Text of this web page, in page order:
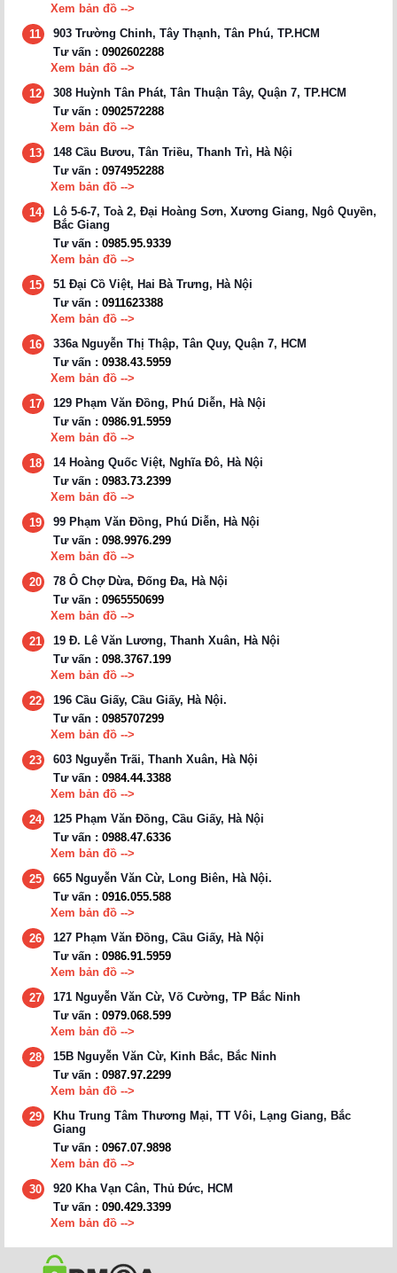
Xem bản đồ -->
11
903 Trường Chinh, Tây Thạnh, Tân Phú, TP.HCM
Tư vấn : 0902602288
Xem bản đồ -->
12
308 Huỳnh Tân Phát, Tân Thuận Tây, Quận 7, TP.HCM
Tư vấn : 0902572288
Xem bản đồ -->
13
148 Cầu Bươu, Tân Triều, Thanh Trì, Hà Nội
Tư vấn : 0974952288
Xem bản đồ -->
14
Lô 5-6-7, Toà 2, Đại Hoàng Sơn, Xương Giang, Ngô Quyền,
Bắc Giang
Tư vấn : 0985.95.9339
Xem bản đồ -->
15
51 Đại Cồ Việt, Hai Bà Trưng, Hà Nội
Tư vấn : 0911623388
Xem bản đồ -->
16
336a Nguyễn Thị Thập, Tân Quy, Quận 7, HCM
Tư vấn : 0938.43.5959
Xem bản đồ -->
17
129 Phạm Văn Đồng, Phú Diễn, Hà Nội
Tư vấn : 0986.91.5959
Xem bản đồ -->
18
14 Hoàng Quốc Việt, Nghĩa Đô, Hà Nội
Tư vấn : 0983.73.2399
Xem bản đồ -->
19
99 Phạm Văn Đồng, Phú Diễn, Hà Nội
Tư vấn : 098.9976.299
Xem bản đồ -->
20
78 Ô Chợ Dừa, Đống Đa, Hà Nội
Tư vấn : 0965550699
Xem bản đồ -->
21
19 Đ. Lê Văn Lương, Thanh Xuân, Hà Nội
Tư vấn : 098.3767.199
Xem bản đồ -->
22
196 Cầu Giấy, Cầu Giấy, Hà Nội.
Tư vấn : 0985707299
Xem bản đồ -->
23
603 Nguyễn Trãi, Thanh Xuân, Hà Nội
Tư vấn : 0984.44.3388
Xem bản đồ -->
24
125 Phạm Văn Đồng, Cầu Giấy, Hà Nội
Tư vấn : 0988.47.6336
Xem bản đồ -->
25
665 Nguyễn Văn Cừ, Long Biên, Hà Nội.
Tư vấn : 0916.055.588
Xem bản đồ -->
26
127 Phạm Văn Đồng, Cầu Giấy, Hà Nội
Tư vấn : 0986.91.5959
Xem bản đồ -->
27
171 Nguyễn Văn Cừ, Võ Cường, TP Bắc Ninh
Tư vấn : 0979.068.599
Xem bản đồ -->
28
15B Nguyễn Văn Cừ, Kinh Bắc, Bắc Ninh
Tư vấn : 0987.97.2299
Xem bản đồ -->
29
Khu Trung Tâm Thương Mại, TT Vôi, Lạng Giang, Bắc
Giang
Tư vấn : 0967.07.9898
Xem bản đồ -->
30
920 Kha Vạn Cân, Thủ Đức, HCM
Tư vấn : 090.429.3399
Xem bản đồ -->